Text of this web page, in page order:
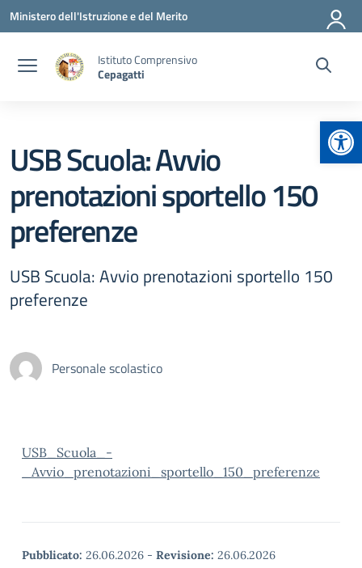
Vai ai contenuti
Vai al menu di navigazione
Vai al footer
Ministero dell'Istruzione e del Merito
Istituto Comprensivo
Cepagatti
USB Scuola: Avvio
prenotazioni sportello 150
preferenze
USB Scuola: Avvio prenotazioni sportello 150
preferenze
Personale scolastico
USB_Scuola_-
_Avvio_prenotazioni_sportello_150_preferenze
Pubblicato: 26.06.2026 - Revisione: 26.06.2026